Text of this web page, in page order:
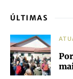
ÚLTIMAS